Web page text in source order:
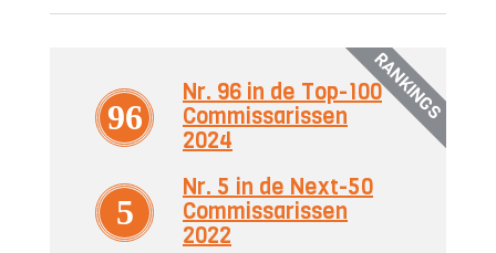
RANKINGS
96
Nr. 96 in de Top-100
Commissarissen
2024
5
Nr. 5 in de Next-50
Commissarissen
2022